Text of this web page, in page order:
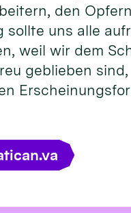
den
uns alle
weil wir dem
geblieben